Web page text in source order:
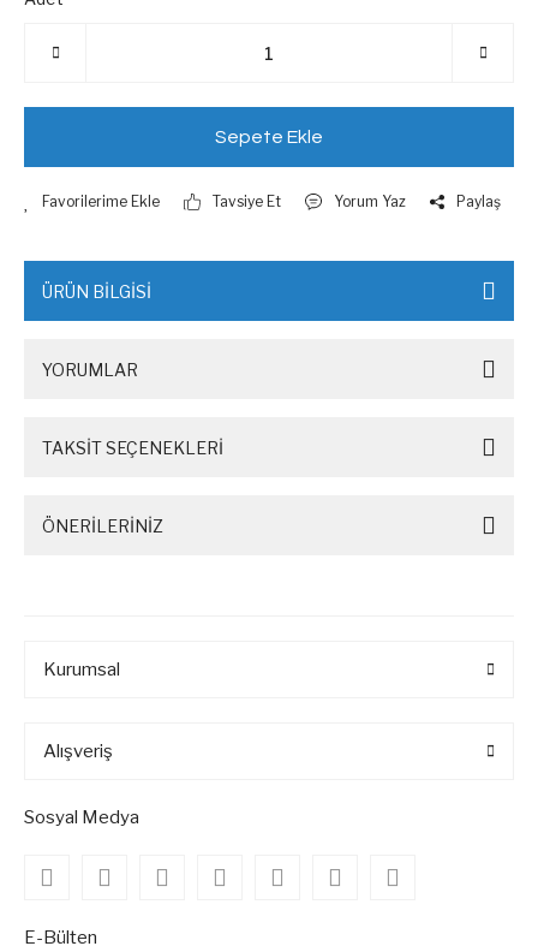
Sepete Ekle
Tavsiye Et Yorum Yaz Paylaş
ÜRÜN BİLGİSİ
YORUMLAR
TAKSİT SEÇENEKLERİ
ÖNERİLERİNİZ
Kurumsal
Alışveriş
Sosyal Medya
E-Bülten